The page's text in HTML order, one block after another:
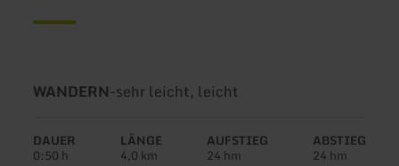
Art
Tour:
WANDERN-Schwierigkeit:
sehr leicht, leicht
DAUER
0:50 h
LÄNGE
4,0 km
AUFSTIEG
24 hm
ABSTIEG
24 hm